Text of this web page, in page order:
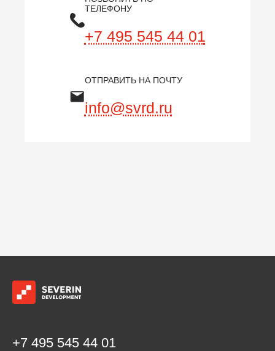
ТЕЛЕФОНУ
+7 495 545 44 01
ОТПРАВИТЬ НА ПОЧТУ
info@svrd.ru
+7 495 545 44 01